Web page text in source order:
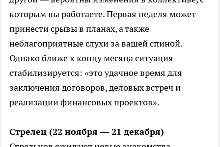
которым вы работаете. Первая неделя может
принести срывы в планах, а также
неблагоприятные слухи за вашей спиной.
Однако ближе к концу месяца ситуация
стабилизируется: «это удачное время для
заключения договоров, деловых встреч и
реализации финансовых проектов».
Стрелец (22 ноября — 21 декабря)